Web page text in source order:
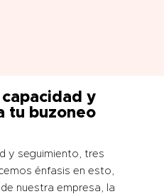
y
tu buzoneo
y seguimiento, tres
énfasis en esto,
nuestra empresa, la